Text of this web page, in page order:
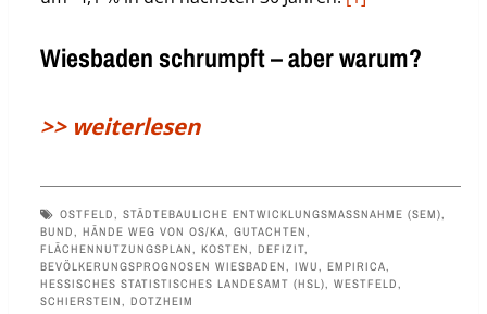
Wiesbaden schrumpft – aber warum?
>> weiterlesen
OSTFELD STÄDTEBAULICHE ENTWICKLUNGSMASSNAHME (SEM)
BUND
HÄNDE WEG VON OS/KA GUTACHTEN
FLÄCHENNUTZUNGSPLAN
KOSTEN DEFIZIT,
BEVÖLKERUNGSPROGNOSEN WIESBADEN
IWU EMPIRICA
HESSISCHES STATISTISCHES LANDESAMT (HSL)
WESTFELD
SCHIERSTEIN
DOTZHEIM